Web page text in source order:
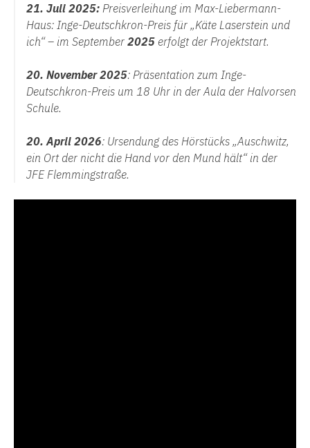
21. Juli 2025: Preisverleihung im Max-Liebermann-
Haus: Inge-Deutschkron-Preis für „Käte Laserstein und
ich“ – im September 2025 erfolgt der Projektstart.
20. November 2025: Präsentation zum Inge-
Deutschkron-Preis um 18 Uhr in der Aula der Halvorsen
Schule.
20. April 2026: Ursendung des Hörstücks „Auschwitz,
ein Ort der nicht die Hand vor den Mund hält“ in der
JFE Flemmingstraße.